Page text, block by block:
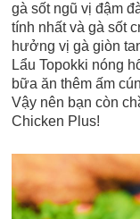
gà sốt ngũ vị đậm
tính nhất và gà sốt
hưởng vị gà giòn
Lẩu Topokki nóng
bữa ăn thêm ấm
Vậy nên bạn còn
Chicken Plus!